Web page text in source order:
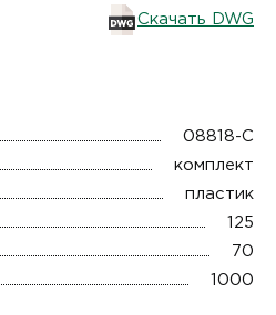
Скачать DWG
08818-С
комплект
пластик
125
70
1000